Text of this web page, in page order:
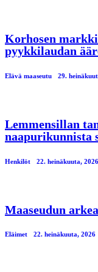
Korhosen
pyykkilaudan
Elävä maaseutu 29.
Lemmensillan
naapurikunnista
Henkilöt 22. heinäkuuta, 2026
Maaseudun
Eläimet 22. heinäkuuta, 2026